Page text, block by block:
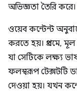
অভিজ্ঞতা তৈরি করে।
ওয়েব কন্টেন্ট
করতে হয়। প্রথমে,
যা সেটিকে লক্ষ্য
ফলস্বরূপ টেক্সটটি
দেওয়া হয়। যখন